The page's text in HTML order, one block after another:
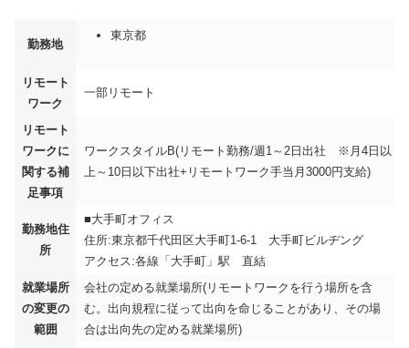
勤務地
東京都
リモート
ワーク
一部リモート
リモート
ワークに
関する補
足事項
ワークスタイルB(リモート勤務/週1～2日出社 ※月4日以
上～10日以下出社+リモートワーク手当月3000円支給)
勤務地住
所
■大手町オフィス
住所:東京都千代田区大手町1-6-1 大手町ビルヂング
アクセス:各線「大手町」駅 直結
就業場所
の変更の
範囲
会社の定める就業場所(リモートワークを行う場所を含
む。出向規程に従って出向を命じることがあり、その場
合は出向先の定める就業場所)